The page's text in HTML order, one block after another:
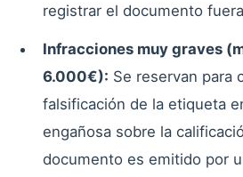
registrar el documento
Infracciones muy graves
6.000€): Se reservan para
falsificación de la etiqueta
engañosa sobre la
documento es emitido por